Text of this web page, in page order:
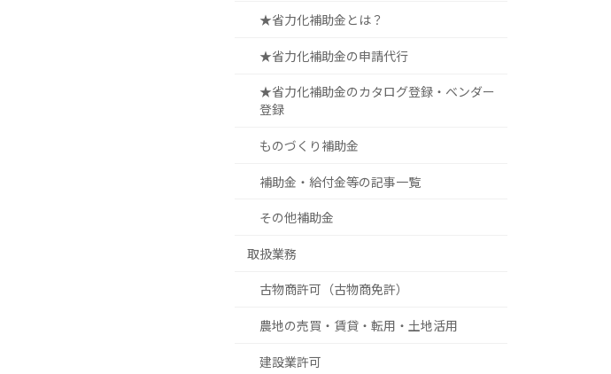
★省力化補助金とは？
★省力化補助金の申請代行
★省力化補助金のカタログ登録・ベンダー
登録
ものづくり補助金
補助金・給付金等の記事一覧
その他補助金
取扱業務
古物商許可（古物商免許）
農地の売買・賃貸・転用・土地活用
建設業許可